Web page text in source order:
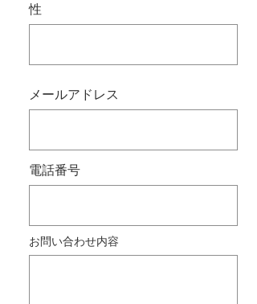
性
メールアドレス
電話番号
お問い合わせ内容